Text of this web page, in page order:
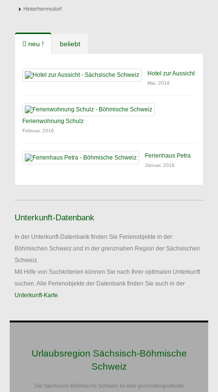
Hinterhermsdorf
neu ! beliebt
Hotel zur Aussicht
Mai, 2016
Ferienwohnung Schulz
Februar, 2016
Ferienhaus Petra
Januar, 2016
Unterkunft-Datenbank
In der Unterkunft-Datenbank finden Sie Ferienobjekte in der
Böhmischen Schweiz und in der grenznahen Region der Sächsischen
Schweiz.
Mit Hilfe von Suchkriterien können Sie nach Ihrer optimalen Unterkunft
suchen. Alle Ferienobjekte der Datenbank finden Sie auch in der
Unterkunft-Karte.
Urlaubsregion Sächsisch-Böhmische
Schweiz
Die Sächsisch-Böhmische Schweiz ist eine grenzübergreifende